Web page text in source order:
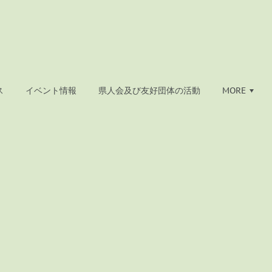
イベント情報 県人会及び友好団体の活動 MORE